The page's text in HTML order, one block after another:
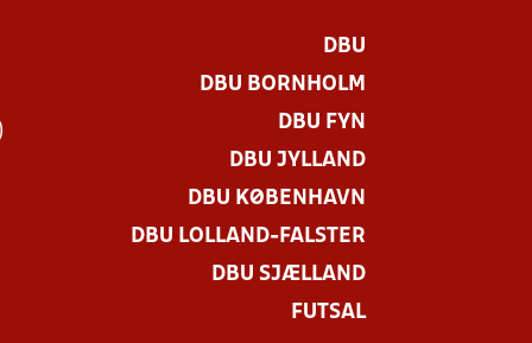
DBU
DBU BORNHOLM
DBU FYN
DBU JYLLAND
DBU KØBENHAVN
DBU LOLLAND-FALSTER
DBU SJÆLLAND
FUTSAL